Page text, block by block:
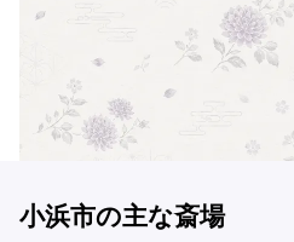
小浜市の主な斎場